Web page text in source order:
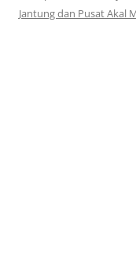
Jantung dan Pusat Akal